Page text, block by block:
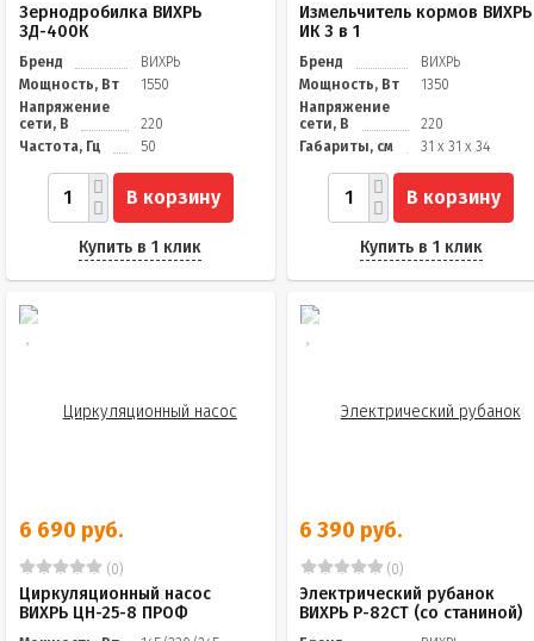
Зернодробилка ВИХРЬ
ЗД-400К
Бренд
ВИХРЬ
Мощность, Вт
1550
Напряжение
сети, В
220
Частота, Гц
50
В корзину
Купить в 1 клик
Измельчитель кормов ВИХРЬ
ИК 3 в 1
Бренд
ВИХРЬ
Мощность, Вт
1350
Напряжение
сети, В
220
Габариты, см
31 х 31 х 34
В корзину
Купить в 1 клик
6 690 руб.
(0)
Циркуляционный насос
ВИХРЬ ЦН-25-8 ПРОФ
6 390 руб.
(0)
Электрический рубанок
ВИХРЬ Р-82СТ (со станиной)